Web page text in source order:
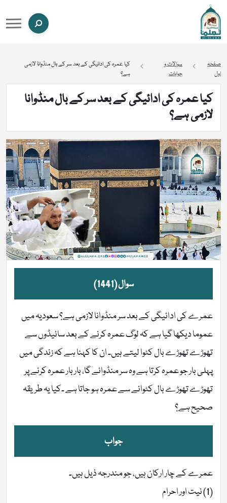
صفحہ
اول
سوالات و
جوابات
کیا عمرہ کی ادائیگی کے بعد سر کے بال منڈوانا لازمی
ہے؟
کیا عمرہ کی ادائیگی کے بعد سر کے بال منڈوانا
لازمی ہے؟
سوال (1441)
عمرے کی ادائیگی کے بعد سر منڈوانا لازمی ہے؟ سعودیہ میں
عموما دیکھا گیا ہے کہ لوگ عمرہ کرنے کے بعد سائیڈوں سے
تھوڑے تھوڑے بال کٹوا لیتے ہیں۔ ان کا کہنا ہے کہ زندگی میں
پہلی بار جو عمرہ کرتا ہے وہ سر منڈوائے گا، بار بار عمرہ کرنے پر
تھوڑے تھوڑے بال کٹوانے سے عمرہ ہو جاتا ہے ۔کیا یہ طریقہ
صحیح ہے؟
جواب
عمرے کے چار ارکان ہیں، جو مندرجہ ذیل ہیں۔
(1) نیت اور احرام